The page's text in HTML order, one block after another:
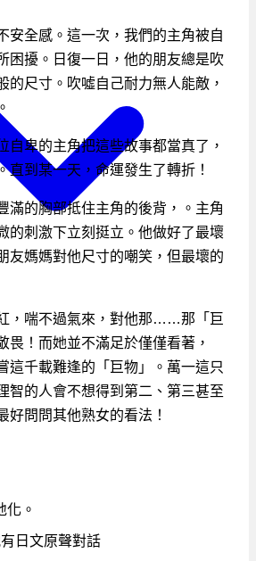
安全感。這一次，我們的主角被自
困擾。日復一日，他的朋友總是吹
的尺寸。吹噓自己耐力無人能敵，
自卑的主角把這些故事都當真了，
直到某一天，命運發生了轉折！
滿的胸部抵住主角的後背，。主角
的刺激下立刻挺立。他做好了最壞
友媽媽對他尺寸的嘲笑，但最壞的
，喘不過氣來，對他那……那「巨
畏！而她並不滿足於僅僅看著，
這千載難逢的「巨物」。萬一這只
智的人會不想得到第二、第三甚至
好問問其他熟女的看法！
化。
日文原聲對話